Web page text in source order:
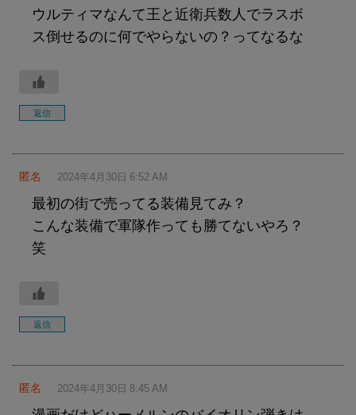
ウルティマなんて王と近衛兵数人でラスボ
ス倒せるのに何でやらないの？ってなるな
返信
匿名 2024年4月30日 6:52 AM
最初の街で売ってる装備見てみ？
こんな装備で軍隊作っても勝てないやろ？
笑
返信
匿名 2024年4月30日 8:45 AM